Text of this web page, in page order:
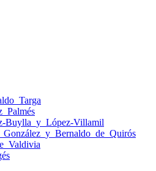
Buylla_y_López-Villamil